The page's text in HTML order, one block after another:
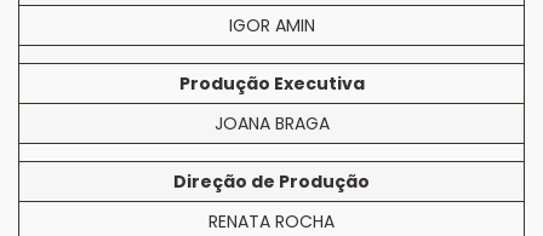
IGOR AMIN
Produção Executiva
JOANA BRAGA
Direção de Produção
RENATA ROCHA